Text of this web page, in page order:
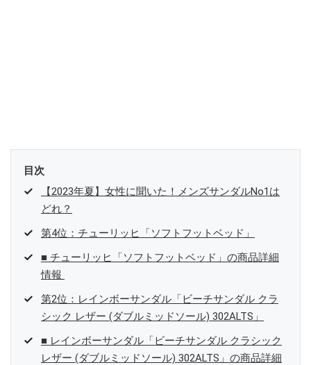
目次
【2023年夏】女性に聞いた！メンズサンダルNo1は
どれ？
第4位：チューリッヒ「ソフトフットベッド」
■ チューリッヒ「ソフトフットベッド」の商品詳細
情報
第2位：レインボーサンダル「ビーチサンダル クラ
シック レザー (ダブルミッドソール) 302ALTS」
■ レインボーサンダル「ビーチサンダル クラシック
レザー (ダブルミッドソール) 302ALTS」の商品詳細